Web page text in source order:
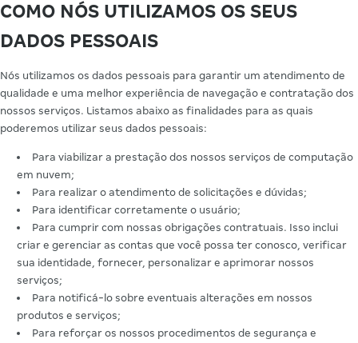
COMO NÓS UTILIZAMOS OS SEUS
DADOS PESSOAIS
Nós utilizamos os dados pessoais para garantir um atendimento de
qualidade e uma melhor experiência de navegação e contratação dos
nossos serviços. Listamos abaixo as finalidades para as quais
poderemos utilizar seus dados pessoais:
Para viabilizar a prestação dos nossos serviços de computação
em nuvem;
Para realizar o atendimento de solicitações e dúvidas;
Para identificar corretamente o usuário;
Para cumprir com nossas obrigações contratuais. Isso inclui
criar e gerenciar as contas que você possa ter conosco, verificar
sua identidade, fornecer, personalizar e aprimorar nossos
serviços;
Para notificá-lo sobre eventuais alterações em nossos
produtos e serviços;
Para reforçar os nossos procedimentos de segurança e